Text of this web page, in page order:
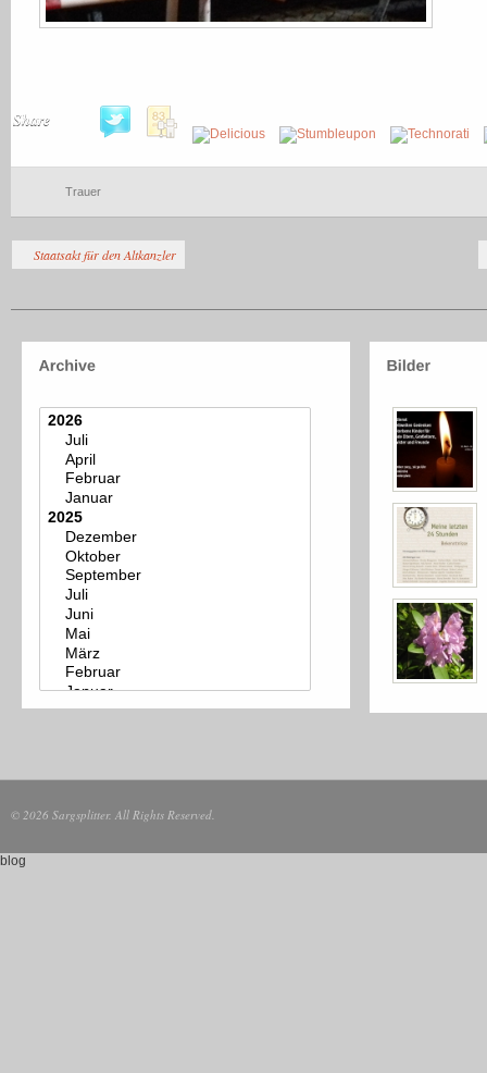
Share
Trauer
Staatsakt für den Altkanzler
© 2026 Sargsplitter. All Rights Reserved.
blog